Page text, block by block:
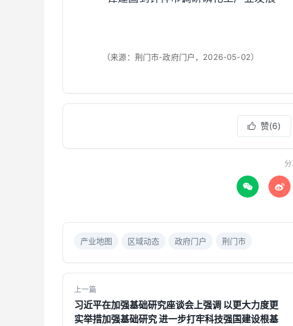
（来源：荆门市-政府门户，2026-05-02）
 赞(6)
分
 
产业地图 区域动态 政府门户 荆门市
上一篇
习近平在加强基础研究座谈会上强调 以更大力度更
实举措加强基础研究 进一步打牢科技强国建设根基